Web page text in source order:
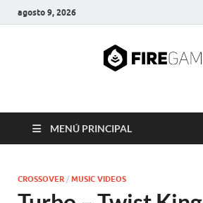
agosto 9, 2026
FIRE GAME
MENÚ PRINCIPAL
CROSSOVER / MUSIC VIDEOS